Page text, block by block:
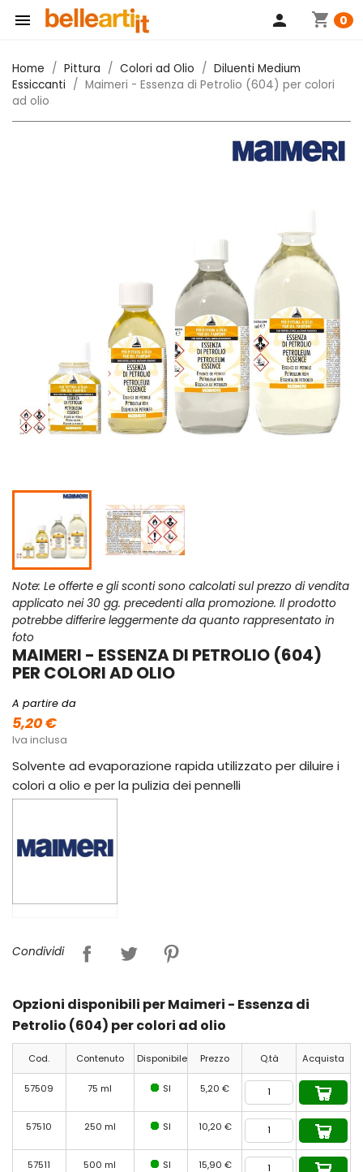
 shopping_cart 0
person
Home Pittura Colori ad Olio
Diluenti Medium
Essiccanti
Maimeri - Essenza di Petrolio (604) per colori
ad olio
Note: Le offerte e gli sconti sono calcolati sul prezzo di vendita
applicato nei 30 gg. precedenti alla promozione. Il prodotto
potrebbe differire leggermente da quanto rappresentato in
foto
MAIMERI - ESSENZA DI PETROLIO (604)
PER COLORI AD OLIO
A partire da
5,20 €
Iva inclusa
Solvente ad evaporazione rapida utilizzato per diluire i
colori a olio e per la pulizia dei pennelli
Condividi
Opzioni disponibili per Maimeri - Essenza di
Petrolio (604) per colori ad olio
Cod. Contenuto Disponibile Prezzo Q.tà Acquista
57509 75 ml SI 5,20 €
57510 250 ml SI 10,20 €
57511 500 ml SI 15,90 €